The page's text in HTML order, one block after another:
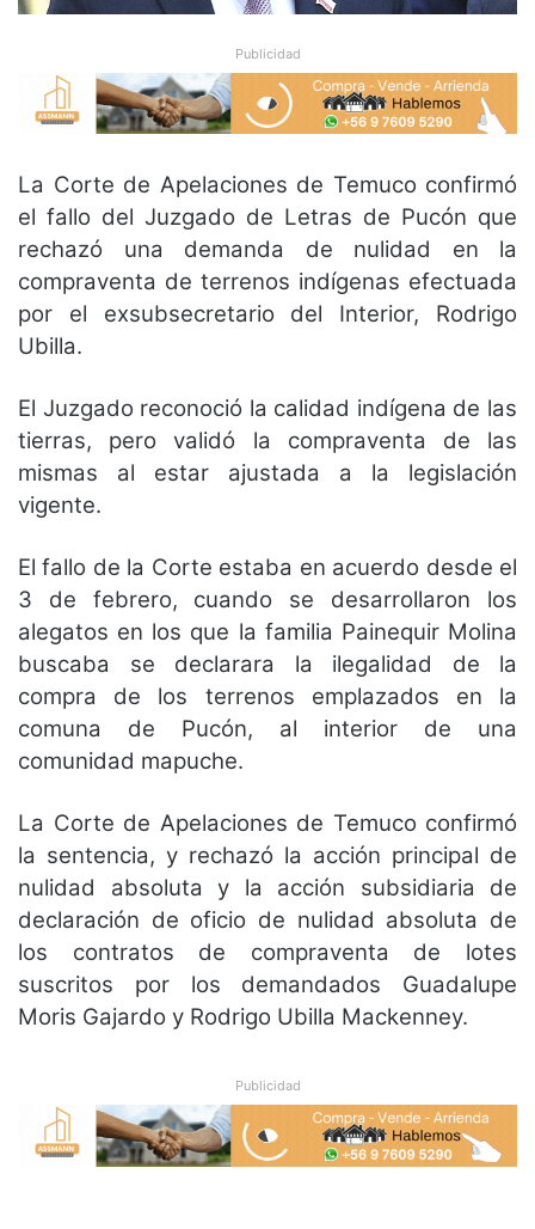
Publicidad
La Corte de Apelaciones de Temuco confirmó
el fallo del Juzgado de Letras de Pucón que
rechazó una demanda de nulidad en la
compraventa de terrenos indígenas efectuada
por el exsubsecretario del Interior, Rodrigo
Ubilla.
El Juzgado reconoció la calidad indígena de las
tierras, pero validó la compraventa de las
mismas al estar ajustada a la legislación
vigente.
El fallo de la Corte estaba en acuerdo desde el
3 de febrero, cuando se desarrollaron los
alegatos en los que la familia Painequir Molina
buscaba se declarara la ilegalidad de la
compra de los terrenos emplazados en la
comuna de Pucón, al interior de una
comunidad mapuche.
La Corte de Apelaciones de Temuco confirmó
la sentencia, y rechazó la acción principal de
nulidad absoluta y la acción subsidiaria de
declaración de oficio de nulidad absoluta de
los contratos de compraventa de lotes
suscritos por los demandados Guadalupe
Moris Gajardo y Rodrigo Ubilla Mackenney.
Publicidad